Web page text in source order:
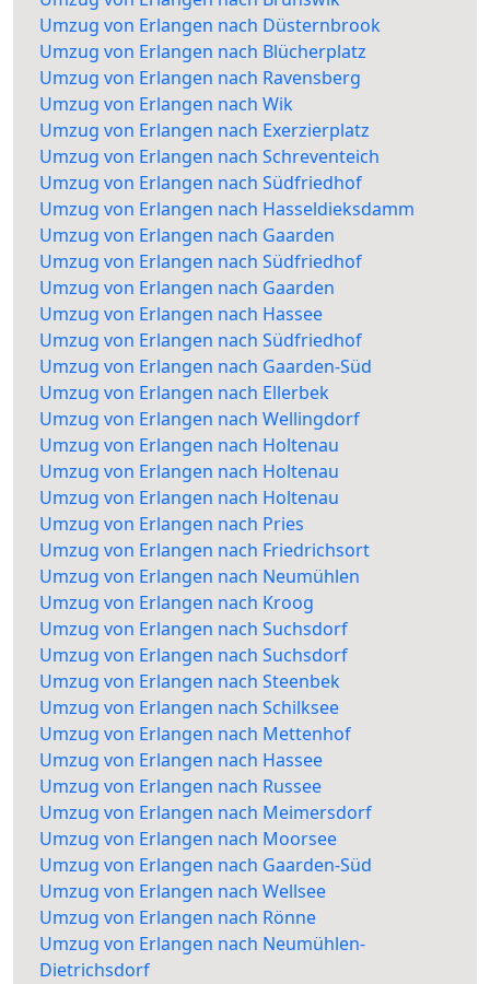
Umzug von Erlangen nach Düsternbrook
Umzug von Erlangen nach Blücherplatz
Umzug von Erlangen nach Ravensberg
Umzug von Erlangen nach Wik
Umzug von Erlangen nach Exerzierplatz
Umzug von Erlangen nach Schreventeich
Umzug von Erlangen nach Südfriedhof
Umzug von Erlangen nach Hasseldieksdamm
Umzug von Erlangen nach Gaarden
Umzug von Erlangen nach Südfriedhof
Umzug von Erlangen nach Gaarden
Umzug von Erlangen nach Hassee
Umzug von Erlangen nach Südfriedhof
Umzug von Erlangen nach Gaarden-Süd
Umzug von Erlangen nach Ellerbek
Umzug von Erlangen nach Wellingdorf
Umzug von Erlangen nach Holtenau
Umzug von Erlangen nach Holtenau
Umzug von Erlangen nach Holtenau
Umzug von Erlangen nach Pries
Umzug von Erlangen nach Friedrichsort
Umzug von Erlangen nach Neumühlen
Umzug von Erlangen nach Kroog
Umzug von Erlangen nach Suchsdorf
Umzug von Erlangen nach Suchsdorf
Umzug von Erlangen nach Steenbek
Umzug von Erlangen nach Schilksee
Umzug von Erlangen nach Mettenhof
Umzug von Erlangen nach Hassee
Umzug von Erlangen nach Russee
Umzug von Erlangen nach Meimersdorf
Umzug von Erlangen nach Moorsee
Umzug von Erlangen nach Gaarden-Süd
Umzug von Erlangen nach Wellsee
Umzug von Erlangen nach Rönne
Umzug von Erlangen nach Neumühlen-
Dietrichsdorf